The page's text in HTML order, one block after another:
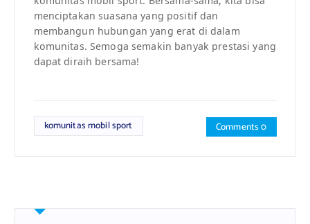
menciptakan suasana yang positif dan
membangun hubungan yang erat di dalam
komunitas. Semoga semakin banyak prestasi yang
dapat diraih bersama!
komunitas mobil sport Comments 0